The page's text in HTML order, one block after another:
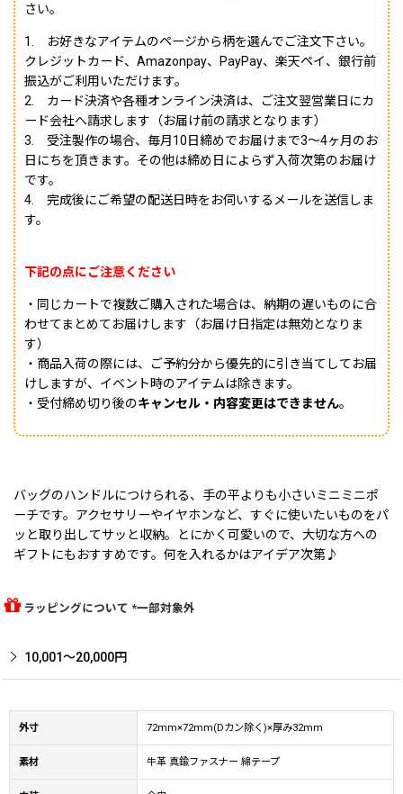
さい。
1. お好きなアイテムのページから柄を選んでご注文下さい。
クレジットカード、Amazonpay、PayPay、楽天ペイ、銀行前
振込がご利用いただけます。
2. カード決済や各種オンライン決済は、ご注文翌営業日にカ
ード会社へ請求します（お届け前の請求となります）
3. 受注製作の場合、毎月10日締めでお届けまで3〜4ヶ月のお
日にちを頂きます。その他は締め日によらず入荷次第のお届け
です。
4. 完成後にご希望の配送日時をお伺いするメールを送信しま
す。
下記の点にご注意ください
・同じカートで複数ご購入された場合は、納期の遅いものに合
わせてまとめてお届けします（お届け日指定は無効となりま
す）
・商品入荷の際には、ご予約分から優先的に引き当てしてお届
けしますが、イベント時のアイテムは除きます。
・受付締め切り後のキャンセル・内容変更はできません。
バッグのハンドルにつけられる、手の平よりも小さいミニミニポ
ーチです。アクセサリーやイヤホンなど、すぐに使いたいものをパ
ッと取り出してサッと収納。とにかく可愛いので、大切な方への
ギフトにもおすすめです。何を入れるかはアイデア次第♪
ラッピングについて *一部対象外
10,001〜20,000円
外寸 72mm×72mm(Dカン除く)×厚み32mm
素材 牛革 真鍮ファスナー 綿テープ